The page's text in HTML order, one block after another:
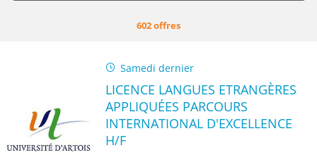
Annuler
602 offres
Samedi dernier
LICENCE LANGUES ETRANGÈRES
APPLIQUÉES PARCOURS
INTERNATIONAL D'EXCELLENCE
H/F